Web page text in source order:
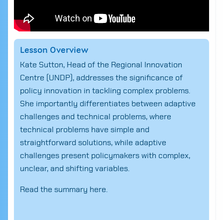
Lesson Overview
Kate Sutton, Head of the Regional Innovation
Centre
UNDP , addresses the significance of
policy innovation in tackling complex problems.
She importantly differentiates between adaptive
challenges and technical problems, where
technical problems have simple and
straightforward solutions, while adaptive
challenges present policymakers with complex,
unclear, and shifting variables.
Read the summary here.